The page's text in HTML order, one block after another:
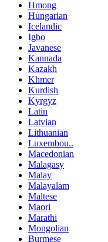
Hmong
Hungarian
Icelandic
Igbo
Javanese
Kannada
Kazakh
Khmer
Kurdish
Kyrgyz
Latin
Latvian
Lithuanian
Luxembou..
Macedonian
Malagasy
Malay
Malayalam
Maltese
Maori
Marathi
Mongolian
Burmese